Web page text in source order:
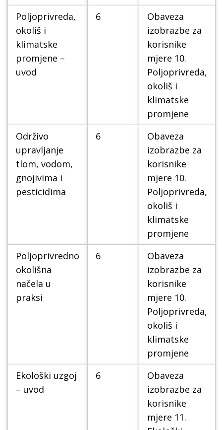
Poljoprivreda,
okoliš i
klimatske
promjene –
uvod
6
Obaveza
izobrazbe za
korisnike
mjere 10.
Poljoprivreda,
okoliš i
klimatske
promjene
Održivo
upravljanje
tlom, vodom,
gnojivima i
pesticidima
6
Obaveza
izobrazbe za
korisnike
mjere 10.
Poljoprivreda,
okoliš i
klimatske
promjene
Poljoprivredno
okolišna
načela u
praksi
6
Obaveza
izobrazbe za
korisnike
mjere 10.
Poljoprivreda,
okoliš i
klimatske
promjene
Ekološki uzgoj
– uvod
6
Obaveza
izobrazbe za
korisnike
mjere 11.